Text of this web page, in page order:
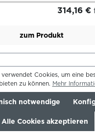
314,16 €
zum Produkt
verwendet Cookies, um eine
zu können. Mehr
notwendige
Alle Cookies akzeptieren